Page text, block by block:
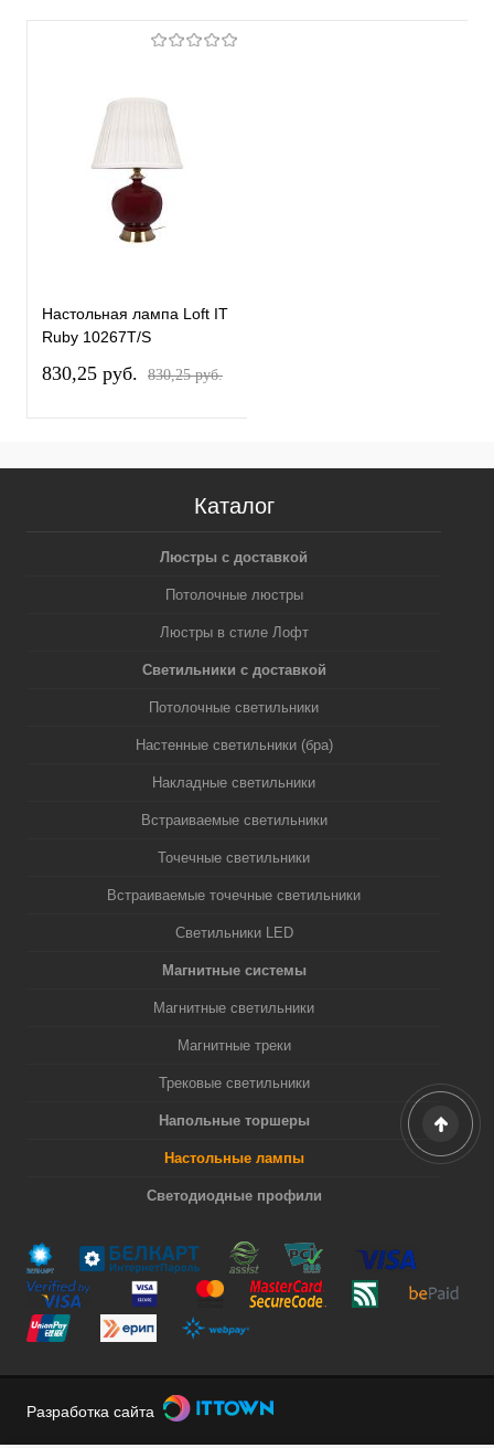
Настольная лампа Loft IT
Ruby 10267T/S
830,25 pуб. 830,25 pуб.
Каталог
Люстры с доставкой
Потолочные люстры
Люстры в стиле Лофт
Светильники с доставкой
Потолочные светильники
Настенные светильники (бра)
Накладные светильники
Встраиваемые светильники
Точечные светильники
Встраиваемые точечные светильники
Светильники LED
Магнитные системы
Магнитные светильники
Магнитные треки
Трековые светильники
Напольные торшеры
Настольные лампы
Светодиодные профили
Разработка сайта